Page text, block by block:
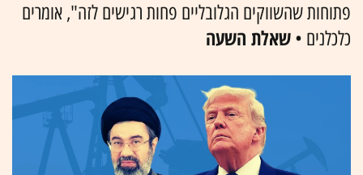
פתוחות שהשווקים הגלובליים פחות רגישים לזה", אומרים
כלכלנים • שאלת השעה